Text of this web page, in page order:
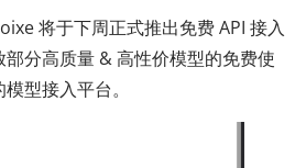
将于下周正式推出免费 API 接入
分高质量 & 高性价模型的免费使
型接入平台。